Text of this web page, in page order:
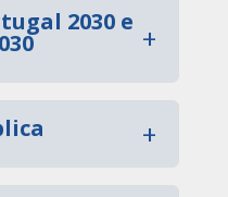
2030 e +
+